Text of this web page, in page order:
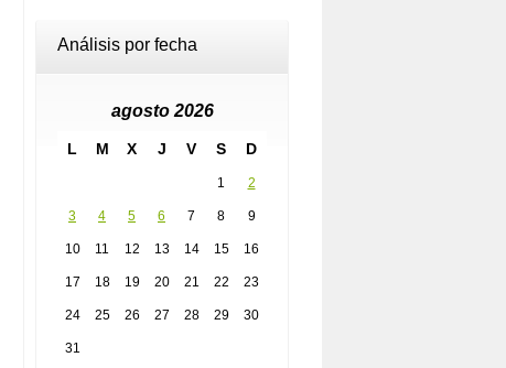
Análisis por fecha
agosto 2026
L M X J V S D
1 2
3 4 5 6 7 8 9
10 11 12 13 14 15 16
17 18 19 20 21 22 23
24 25 26 27 28 29 30
31